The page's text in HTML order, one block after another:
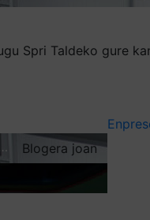
Spri Taldeko gure
Blogera joan